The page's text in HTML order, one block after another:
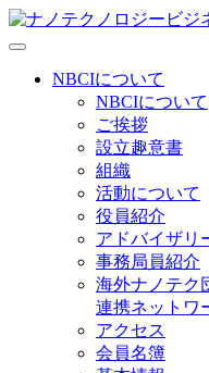
NBCIについて
NBCIについて
ご挨拶
設立趣意書
組織
活動について
役員紹介
アドバイザリ
事務局員紹介
海外ナノテク
連携ネットワ
アクセス
会員名簿